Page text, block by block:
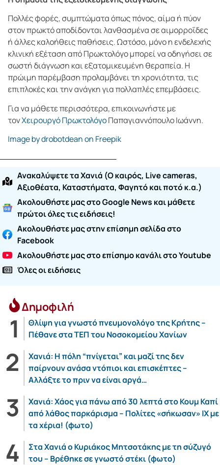
Πολλές φορές, συμπτώματα όπως πόνος, αίμα ή πύον
στον πρωκτό αποδίδονται λανθασμένα σε αιμορροΐδες
ή άλλες καλοήθεις παθήσεις. Ωστόσο, μόνο η ενδελεχής
κλινική εξέταση από Πρωκτολόγο μπορεί να οδηγήσει σε
σωστή διάγνωση και εξατομικευμένη θεραπεία. Η
πρώιμη παρέμβαση προλαμβάνει τη χρονιότητα, τις
επιπλοκές και την ανάγκη για πολλαπλές επεμβάσεις.
Για να μάθετε περισσότερα, επικοινωνήστε με
τονΧειρουργό ΠρωκτολόγοΠαπαγιαννόπουλο Ιωάννη.
Image by drobotdean on Freepik
Ανακαλύψετε τα Χανιά (O καιρός, Live cameras,
Αξιοθέατα, Καταστήματα, Φαγητό και ποτό κ.α.)
Ακολουθήστε μας στο Google News και μάθετε
πρώτοι όλες τις ειδήσεις!
Ακολουθήστε μας στην επίσημη σελίδα στο
Facebook
Ακολουθήστε μας στο επίσημο κανάλι στο Youtube
Όλες οι ειδήσεις
Δημοφιλή
Θλίψη για γνωστό πνευμονολόγο της Κρήτης –
Πέθανε στα ΤΕΠ του Νοσοκομείου Χανίων
Χανιά: Η πόλη “πνίγεται” και μαζί της δεν
παίρνουν ανάσα ντόπιοι και επισκέπτες –
Αλλάξτε το πριν να είναι αργά…
Χανιά: Χάος για πάνω από 30 λεπτά στο Κουμ Καπί
από λάθος παρκάρισμα – Πολίτες «σήκωσαν» ΙΧ με
τα χέρια! (φωτο)
Στα Χανιά ο Κυριάκος Μητσοτάκης με τη σύζυγό
του – Βρέθηκε σε γνωστό στέκι (φωτο)